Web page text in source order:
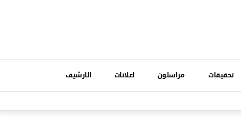
تحقيقات مراسلون اعلانات الارشيف